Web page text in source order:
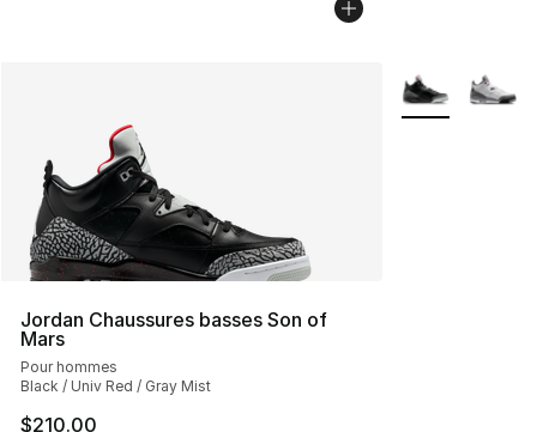
Jordan Chaussures basses Son of
Mars
Pour hommes
Black / Univ Red / Gray Mist
$210.00
Plus de